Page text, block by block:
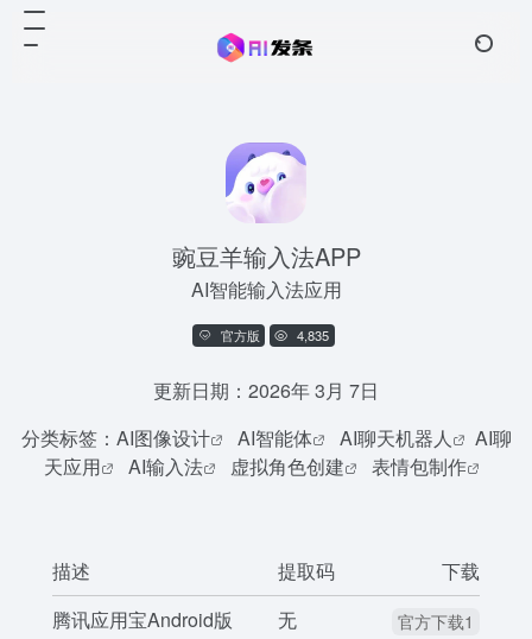
豌豆羊输入法APP
AI智能输入法应用
官方版 4,835
更新日期：2026年 3月 7日
分类标签： AI图像设计 AI智能体 AI聊天机器人
AI聊
天应用
AI输入法 虚拟角色创建 表情包制作
描述 提取码
下载
腾讯应用宝Android版
无 官方下载1